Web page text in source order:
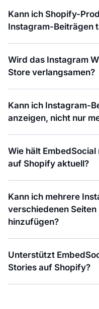
Kann ich Shopify-
Instagram-Beiträgen
Wird das Instagram
Store verlangsamen?
Kann ich Instagram-
anzeigen, nicht nur
Wie hält
auf Shopify aktuell?
Kann ich mehrere
verschiedenen
hinzufügen?
Unterstützt
Stories auf Shopify?